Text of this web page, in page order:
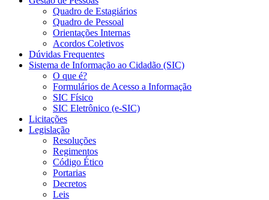
Quadro de Estagiários
Quadro de Pessoal
Orientações Internas
Acordos Coletivos
Dúvidas Frequentes
Sistema de Informação ao Cidadão (SIC)
O que é?
Formulários de Acesso a Informação
SIC Físico
SIC Eletrônico (e-SIC)
Licitações
Legislação
Resoluções
Regimentos
Código Ético
Portarias
Decretos
Leis